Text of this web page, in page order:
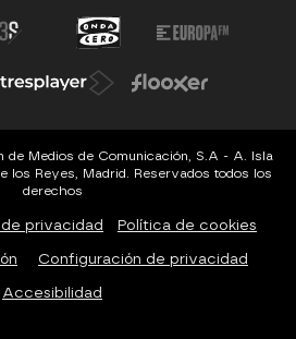
Medios de Comunicación, S.A - A. Isla
los Reyes, Madrid. Reservados todos los
derechos
privacidad Política de cookies
Configuración de privacidad
Accesibilidad